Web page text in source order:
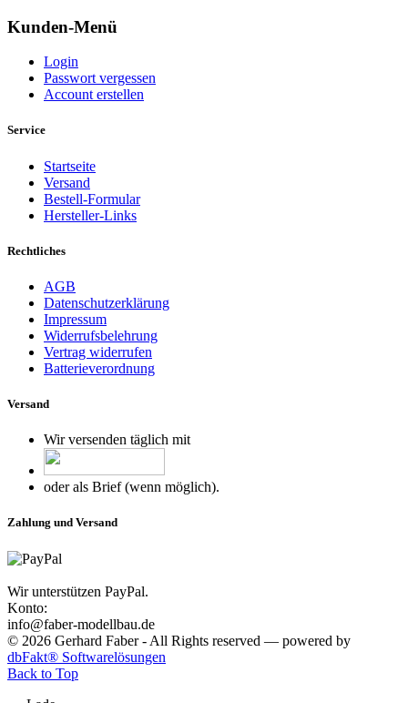
Kunden-Menü
Login
Passwort vergessen
Account erstellen
Service
Startseite
Versand
Bestell-Formular
Hersteller-Links
Rechtliches
AGB
Datenschutzerklärung
Impressum
Widerrufsbelehrung
Vertrag widerrufen
Batterieverordnung
Versand
Wir versenden täglich mit
oder als Brief (wenn möglich).
Zahlung und Versand
Wir unterstützen PayPal.
Konto:
info@faber-modellbau.de
© 2026 Gerhard Faber - All Rights reserved — powered by
dbFakt® Softwarelösungen
Back to Top